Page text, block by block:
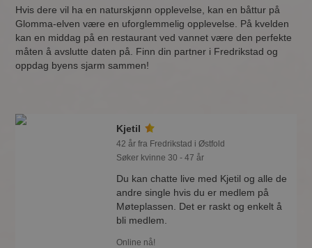
Hvis dere vil ha en naturskjønn opplevelse, kan en båttur på
Glomma-elven være en uforglemmelig opplevelse. På kvelden
kan en middag på en restaurant ved vannet være den perfekte
måten å avslutte daten på. Finn din partner i Fredrikstad og
oppdag byens sjarm sammen!
Kjetil
42 år fra Fredrikstad i Østfold
Søker kvinne 30 - 47 år
Du kan chatte live med Kjetil og alle de
andre single hvis du er medlem på
Møteplassen. Det er raskt og enkelt å
bli medlem.
Online nå!